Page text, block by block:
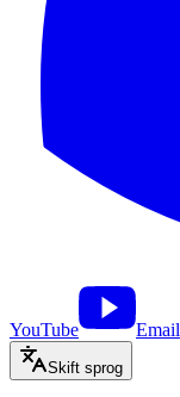
YouTube Email
Skift sprog